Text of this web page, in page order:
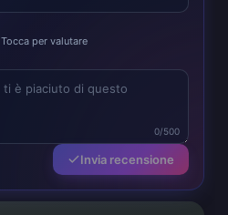
Tocca per valutare
0/500
Invia recensione